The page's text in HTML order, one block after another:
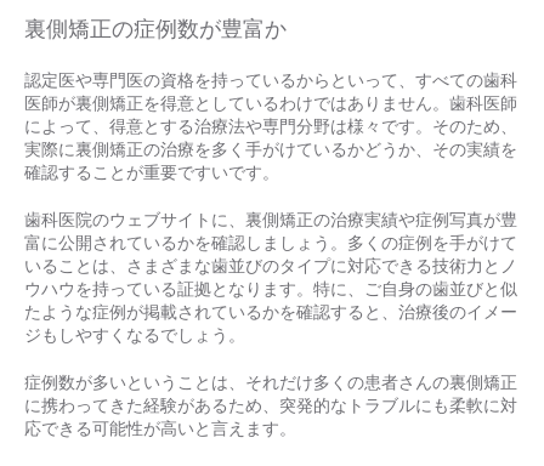
裏側矯正の症例数が豊富か
認定医や専門医の資格を持っているからといって、すべての歯科
医師が裏側矯正を得意としているわけではありません。歯科医師
によって、得意とする治療法や専門分野は様々です。そのため、
実際に裏側矯正の治療を多く手がけているかどうか、その実績を
確認することが重要ですいです。
歯科医院のウェブサイトに、裏側矯正の治療実績や症例写真が豊
富に公開されているかを確認しましょう。多くの症例を手がけて
いることは、さまざまな歯並びのタイプに対応できる技術力とノ
ウハウを持っている証拠となります。特に、ご自身の歯並びと似
たような症例が掲載されているかを確認すると、治療後のイメー
ジもしやすくなるでしょう。
症例数が多いということは、それだけ多くの患者さんの裏側矯正
に携わってきた経験があるため、突発的なトラブルにも柔軟に対
応できる可能性が高いと言えます。